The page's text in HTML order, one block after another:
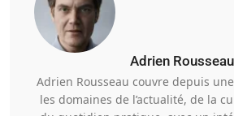
Adrien Rousseau
Adrien Rousseau couvre depuis
les domaines de l’actualité, de la